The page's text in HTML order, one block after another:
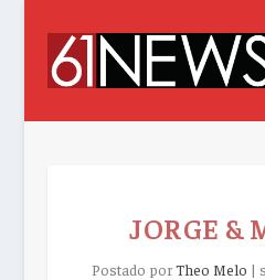
JORGE &
Postado porTheo Melo |